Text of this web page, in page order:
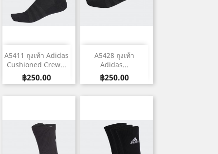
A5411 ถุงเท้า Adidas
Cushioned Crew...
Price
฿250.00
A5428 ถุงเท้า
Adidas...
Price
฿250.00